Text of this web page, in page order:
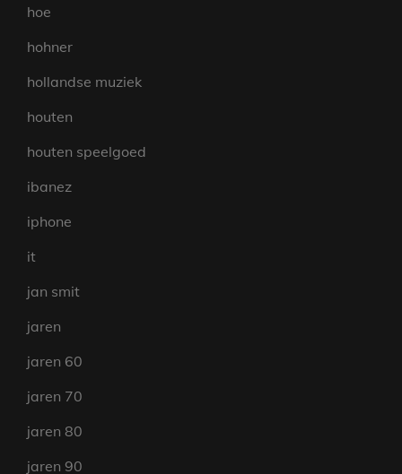
hoe
hohner
hollandse muziek
houten
houten speelgoed
ibanez
iphone
it
jan smit
jaren
jaren 60
jaren 70
jaren 80
jaren 90